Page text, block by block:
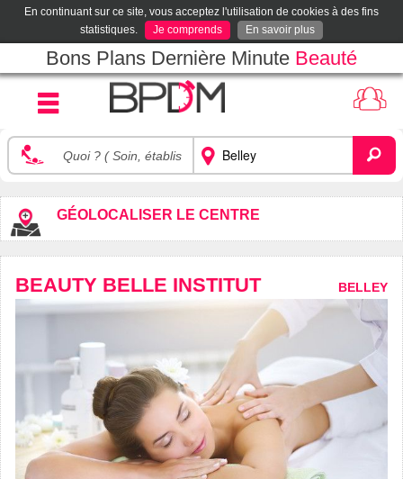
En continuant sur ce site, vous acceptez l'utilisation de cookies à des fins
statistiques.
Je comprends En savoir plus
Bons Plans Dernière Minute Beauté
GÉOLOCALISER LE CENTRE
BEAUTY BELLE INSTITUT BELLEY